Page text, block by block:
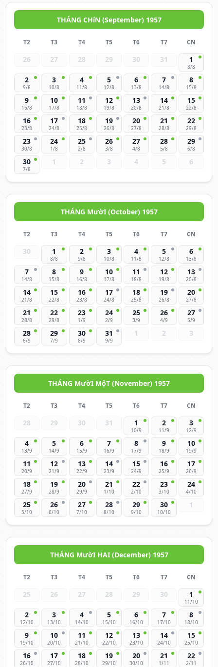
THÁNG CHíN (September) 1957
T2 T3 T4 T5 T6 T7 CN
26 27 28 29 30 31 1
8/8
2
9/8
3
10/8
4
11/8
5
12/8
6
13/8
7
14/8
8
15/8
9
16/8
10
17/8
11
18/8
12
19/8
13
20/8
14
21/8
15
22/8
16
23/8
17
24/8
18
25/8
19
26/8
20
27/8
21
28/8
22
29/8
23
30/8
24
1/8
25
2/8
26
3/8
27
4/8
28
5/8
29
6/8
30
7/8
1 2 3 4 5 6
THÁNG MườI (October) 1957
T2 T3 T4 T5 T6 T7 CN
30 1
8/8
2
9/8
3
10/8
4
11/8
5
12/8
6
13/8
7
14/8
8
15/8
9
16/8
10
17/8
11
18/8
12
19/8
13
20/8
14
21/8
15
22/8
16
23/8
17
24/8
18
25/8
19
26/8
20
27/8
21
28/8
22
29/8
23
1/9
24
2/9
25
3/9
26
4/9
27
5/9
28
6/9
29
7/9
30
8/9
31
9/9
1 2 3
THÁNG MườI MộT (November) 1957
T2 T3 T4 T5 T6 T7 CN
28 29 30 31 1
10/9
2
11/9
3
12/9
4
13/9
5
14/9
6
15/9
7
16/9
8
17/9
9
18/9
10
19/9
11
20/9
12
21/9
13
22/9
14
23/9
15
24/9
16
25/9
17
26/9
18
27/9
19
28/9
20
29/9
21
1/10
22
2/10
23
3/10
24
4/10
25
5/10
26
6/10
27
7/10
28
8/10
29
9/10
30
10/10
1
THÁNG MườI HAI (December) 1957
T2 T3 T4 T5 T6 T7 CN
25 26 27 28 29 30 1
11/10
2
12/10
3
13/10
4
14/10
5
15/10
6
16/10
7
17/10
8
18/10
9
19/10
10
20/10
11
21/10
12
22/10
13
23/10
14
24/10
15
25/10
16
26/10
17
27/10
18
28/10
19
29/10
20
30/10
21
1/11
22
2/11